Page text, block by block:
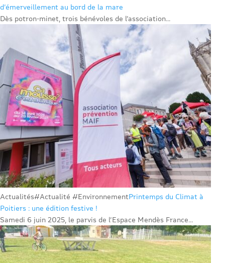
d’émerveillement au bord de la mare
Dès potron-minet, trois bénévoles de l’association...
Actualités#Actualité #EnvironnementPrintemps du Climat à
Poitiers : une édition festive !
Samedi 6 juin 2025, le parvis de l’Espace Mendès France...